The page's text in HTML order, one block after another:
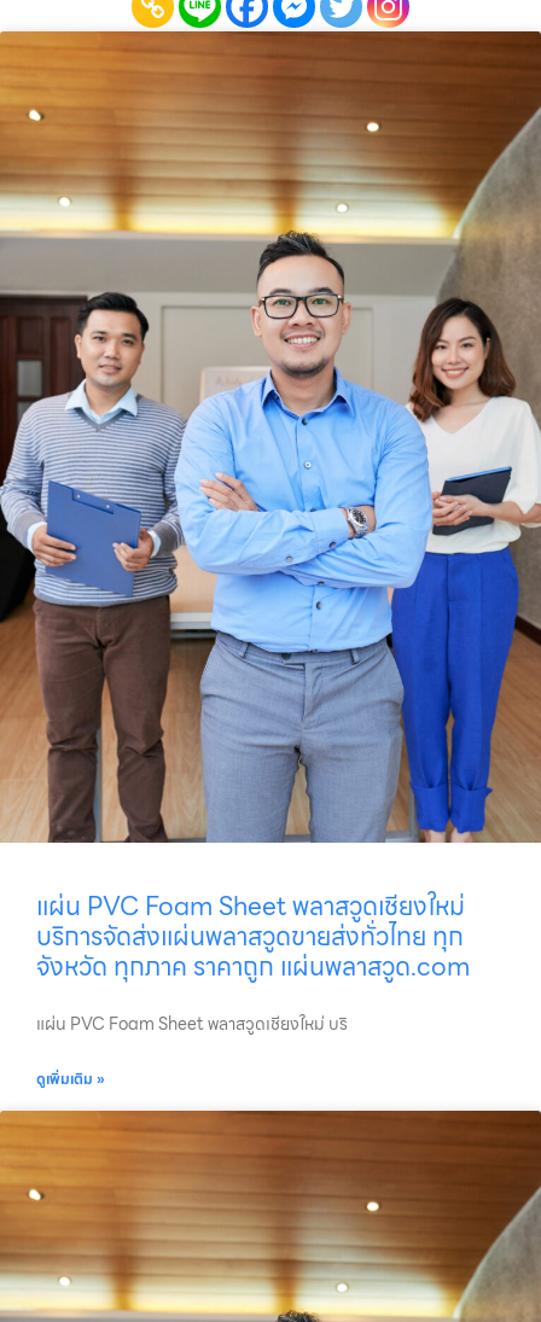
แผ่น PVC Foam Sheet พลาสวูดเชียงใหม่
บริการจัดส่งแผ่นพลาสวูดขายส่งทั่วไทย ทุก
จังหวัด ทุกภาค ราคาถูก แผ่นพลาสวูด.com
แผ่น PVC Foam Sheet พลาสวูดเชียงใหม่ บริ
ดูเพิ่มเติม »